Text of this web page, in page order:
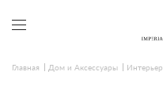
Главная Дом и Аксессуары Интерьер